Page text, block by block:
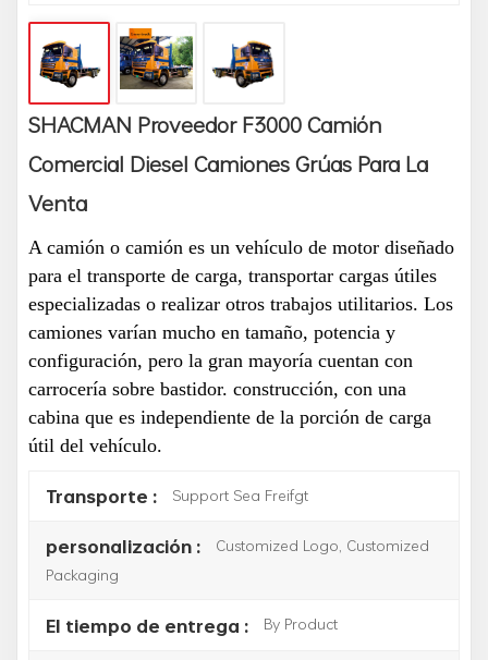
SHACMAN Proveedor F3000 Camión
Comercial Diesel Camiones Grúas Para La
Venta
A camión o camión es un vehículo de motor diseñado
para el transporte de carga, transportar cargas útiles
especializadas o realizar otros trabajos utilitarios. Los
camiones varían mucho en tamaño, potencia y
configuración, pero la gran mayoría cuentan con
carrocería sobre bastidor. construcción, con una
cabina que es independiente de la porción de carga
útil del vehículo.
Transporte : Support Sea Freifgt
personalización :
Customized Logo, Customized
Packaging
El tiempo de entrega : By Product